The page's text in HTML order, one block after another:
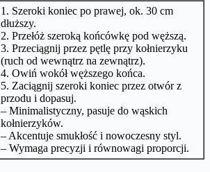
1. Szeroki koniec po prawej, ok. 30 cm
dłuższy.
2. Przełóż szeroką końcówkę pod węższą.
3. Przeciągnij przez pętlę przy kołnierzyku
(ruch od wewnątrz na zewnątrz).
4. Owiń wokół węższego końca.
5. Zaciągnij szeroki koniec przez otwór z
przodu i dopasuj.
– Minimalistyczny, pasuje do wąskich
kołnierzyków.
– Akcentuje smukłość i nowoczesny styl.
– Wymaga precyzji i równowagi proporcji.